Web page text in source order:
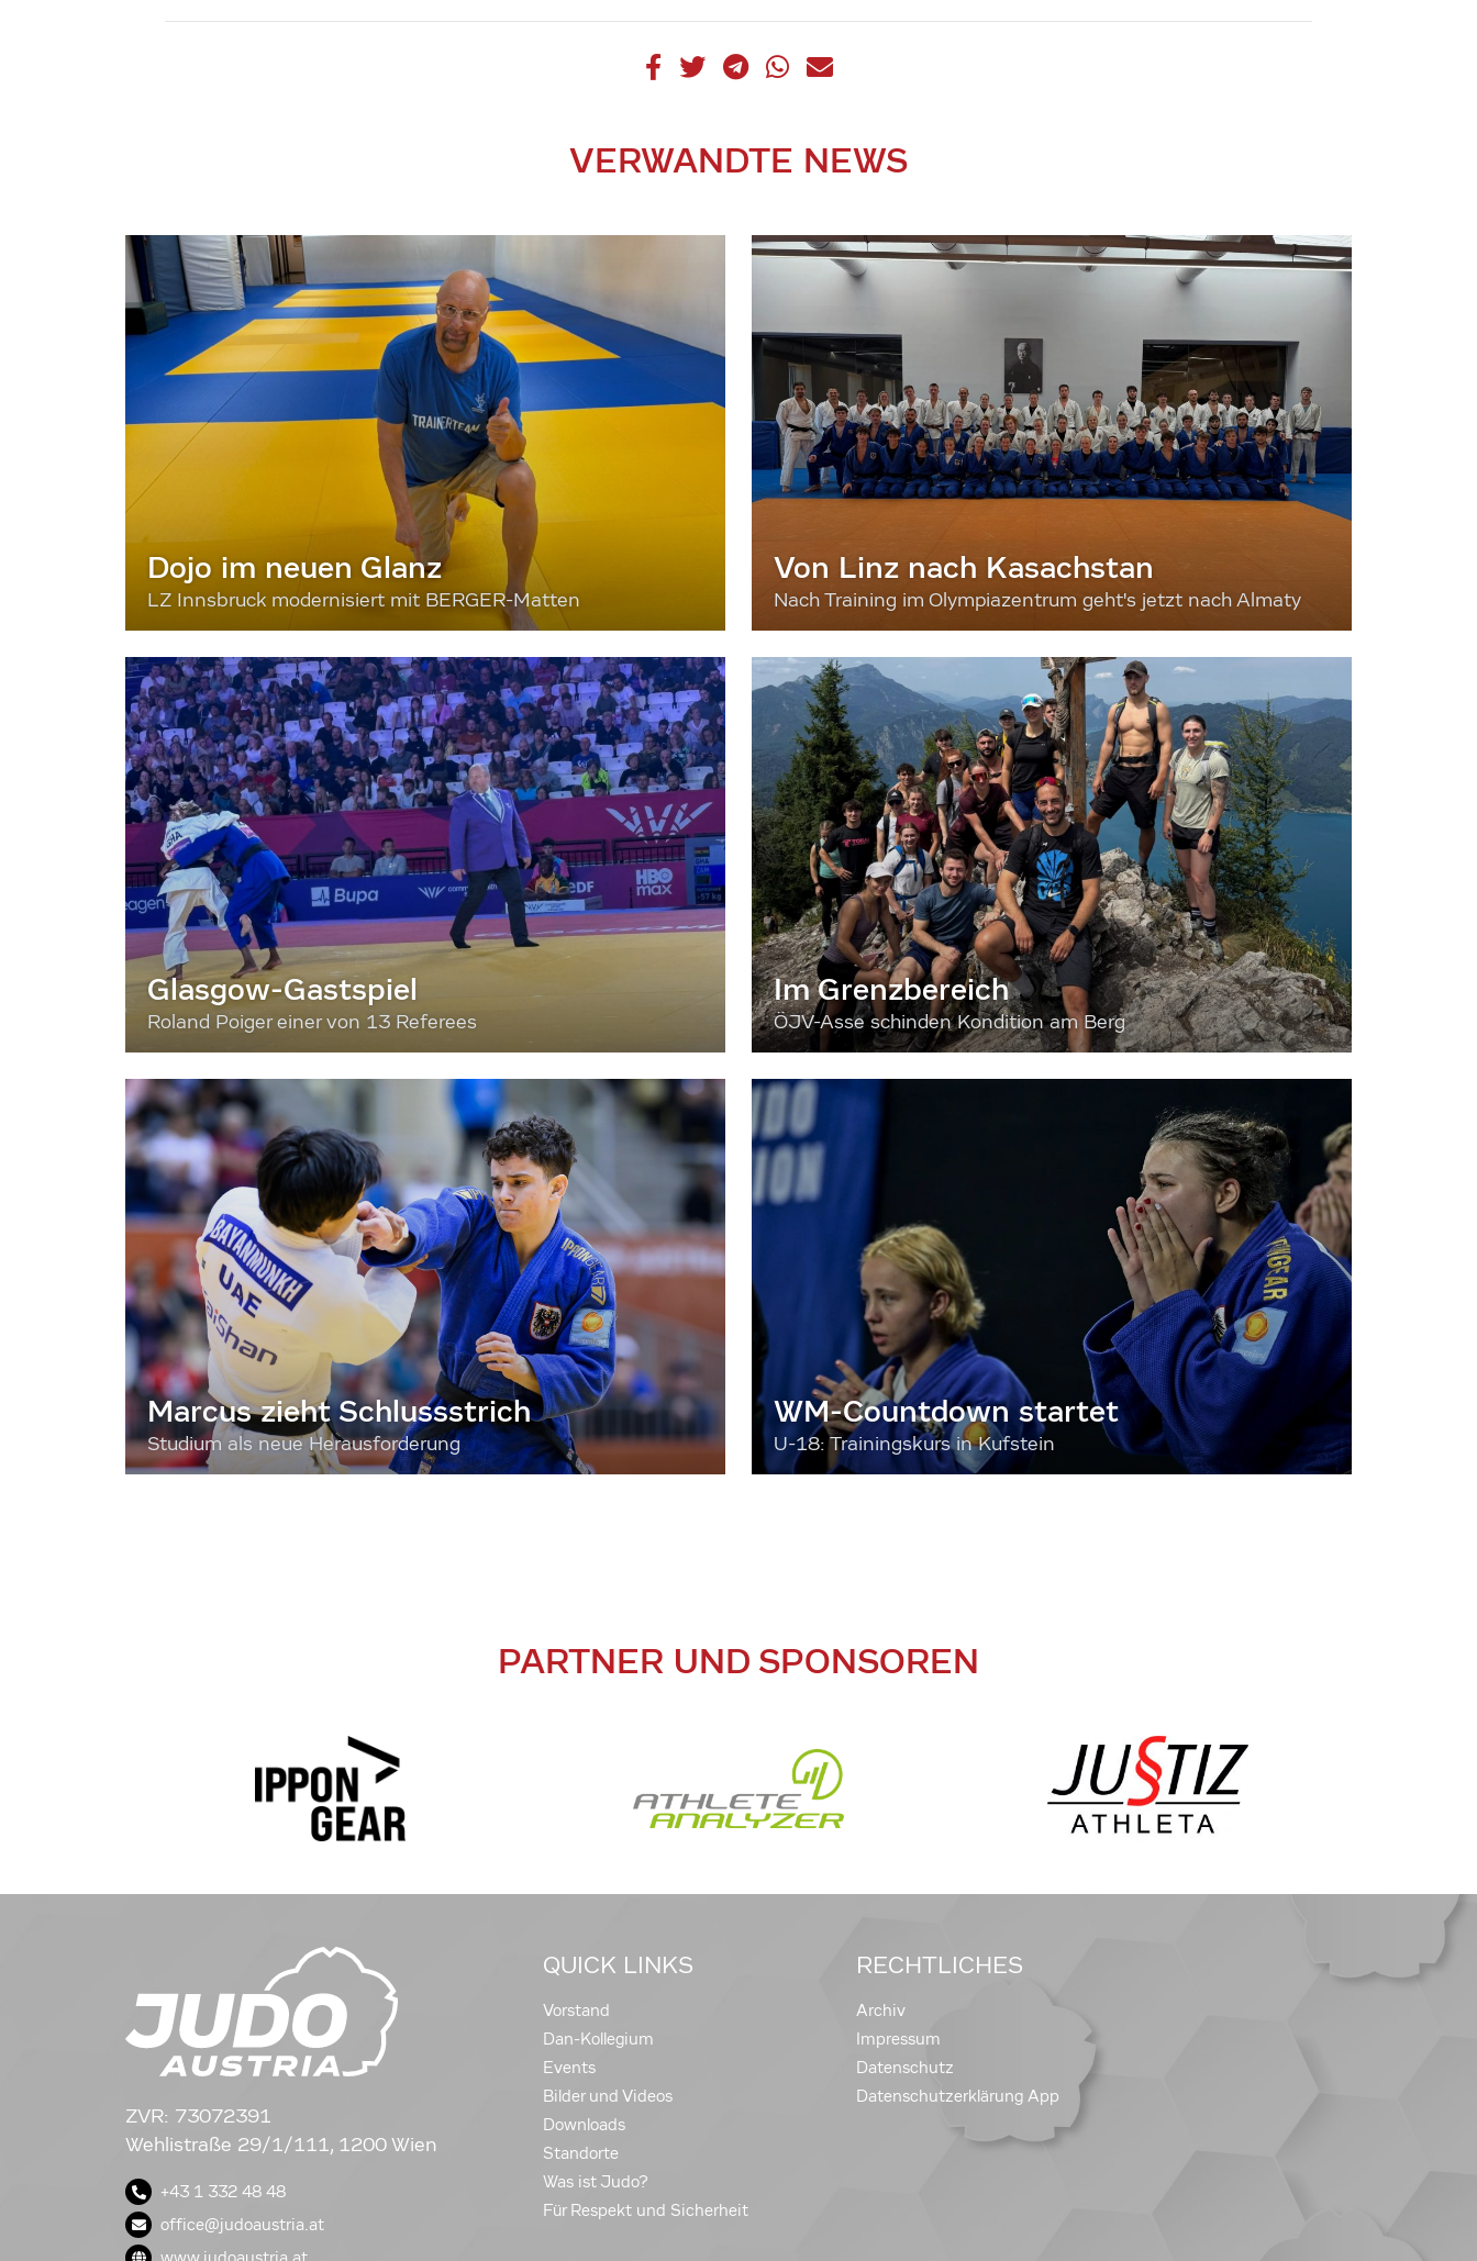
VERWANDTE NEWS
Dojo im neuen Glanz
LZ Innsbruck modernisiert mit BERGER-Matten
Von Linz nach Kasachstan
Nach Training im Olympiazentrum geht's jetzt nach Almaty
Glasgow-Gastspiel
Roland Poiger einer von 13 Referees
Im Grenzbereich
ÖJV-Asse schinden Kondition am Berg
Marcus zieht Schlussstrich
Studium als neue Herausforderung
WM-Countdown startet
U-18: Trainingskurs in Kufstein
PARTNER UND SPONSOREN
ZVR: 73072391
Wehlistraße 29/1/111, 1200 Wien
+43 1 332 48 48
office@judoaustria.at
QUICK LINKS
Vorstand
Dan-Kollegium
Events
Bilder und Videos
Downloads
Standorte
Was ist Judo?
Für Respekt und Sicherheit
RECHTLICHES
Archiv
Impressum
Datenschutz
Datenschutzerklärung App